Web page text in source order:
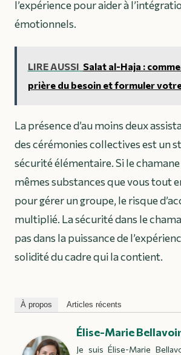
l’expérience pour aider à
émotionnels.
LIRE AUSSI Salat al-Haja :
prière du besoin et formuler
La présence d’au moins deux
des cérémonies collectives est un
sécurité élémentaire. Si le
mêmes substances que vous tout
pour gérer un groupe, le risque
multiplié. La sécurité dans le
pas dans la puissance de
solidité du cadre qui la contient.
À propos Articles récents
Élise-Marie
Je suis Élise-Marie